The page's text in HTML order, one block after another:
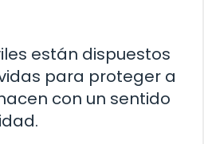
están dispuestos
para proteger a
con un sentido